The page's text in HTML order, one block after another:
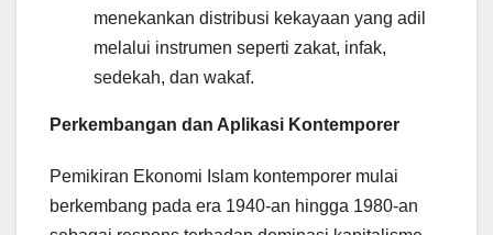
menekankan distribusi kekayaan yang adil
melalui instrumen seperti zakat, infak,
sedekah, dan wakaf.
Perkembangan dan Aplikasi Kontemporer
Pemikiran Ekonomi Islam kontemporer mulai
berkembang pada era 1940-an hingga 1980-an